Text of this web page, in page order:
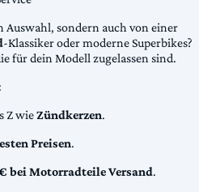
sondern auch von einer
-Klassiker oder moderne Superbikes?
für dein Modell zugelassen sind.
Z wieZündkerzen.
Preisen.
bei Motorradteile Versand.